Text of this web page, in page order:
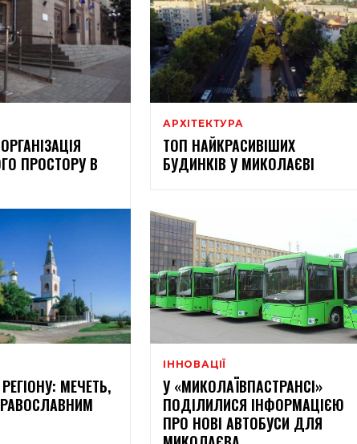
ПРОСТОРУ В
АРХІТЕКТУРА
ТОП НАЙКРАСИВІШИХ
БУДИНКІВ У МИКОЛАЄВІ
МЕЧЕТЬ,
ІННОВАЦІЇ
У «МИКОЛАЇВПАСТРАНСІ»
ПОДІЛИЛИСЯ ІНФОРМАЦІЄЮ
ПРО НОВІ АВТОБУСИ ДЛЯ